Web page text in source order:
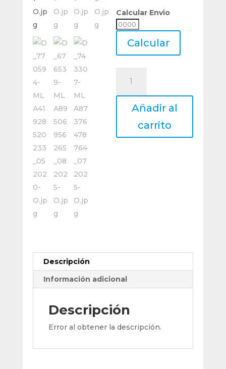
Calcular Envio
Calcular
Calcular
Escariador
De
Metal
Diametro
Añadir al
carrito
Descripción
Información adicional
Descripción
Error al obtener la descripción.